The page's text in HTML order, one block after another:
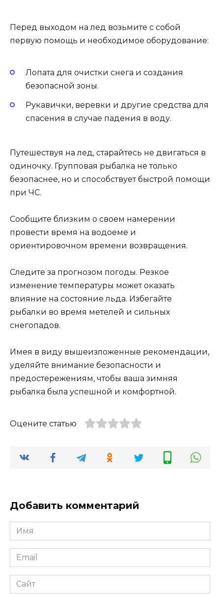
Перед выходом на лед возьмите с собой
первую помощь и необходимое оборудование:
Лопата для очистки снега и создания
безопасной зоны.
Рукавички, веревки и другие средства для
спасения в случае падения в воду.
Путешествуя на лед, старайтесь не двигаться в
одиночку. Групповая рыбалка не только
безопаснее, но и способствует быстрой помощи
при ЧС.
Сообщите близким о своем намерении
провести время на водоеме и
ориентировочном времени возвращения.
Следите за прогнозом погоды. Резкое
изменение температуры может оказать
влияние на состояние льда. Избегайте
рыбалки во время метелей и сильных
снегопадов.
Имея в виду вышеизложенные рекомендации,
уделяйте внимание безопасности и
предостережениям, чтобы ваша зимняя
рыбалка была успешной и комфортной.
Оцените статью
Добавить комментарий
Имя
*
Email
*
Сайт